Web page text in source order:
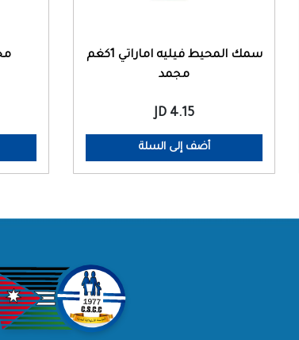
سمك المحيط فيليه اماراتي 1كغم
مجمد
4.15 JD
أضف إلى السلة